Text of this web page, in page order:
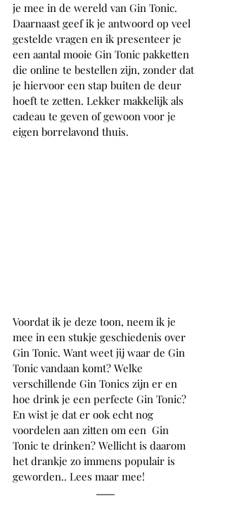
je mee in de wereld van Gin Tonic.
Daarnaast geef ik je antwoord op veel
gestelde vragen en ik presenteer je
een aantal mooie Gin Tonic pakketten
die online te bestellen zijn, zonder dat
je hiervoor een stap buiten de deur
hoeft te zetten. Lekker makkelijk als
cadeau te geven of gewoon voor je
eigen borrelavond thuis.
Voordat ik je deze toon, neem ik je
mee in een stukje geschiedenis over
Gin Tonic. Want weet jij waar de Gin
Tonic vandaan komt? Welke
verschillende Gin Tonics zijn er en
hoe drink je een perfecte Gin Tonic?
En wist je dat er ook echt nog
voordelen aan zitten om een  Gin
Tonic te drinken? Wellicht is daarom
het drankje zo immens populair is
geworden.. Lees maar mee!